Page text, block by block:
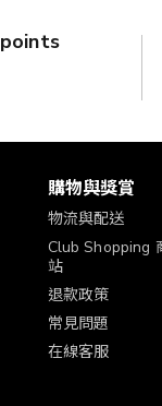
購物與獎賞
物流與配送
Club Shopping
站
退款政策
常見問題
在線客服